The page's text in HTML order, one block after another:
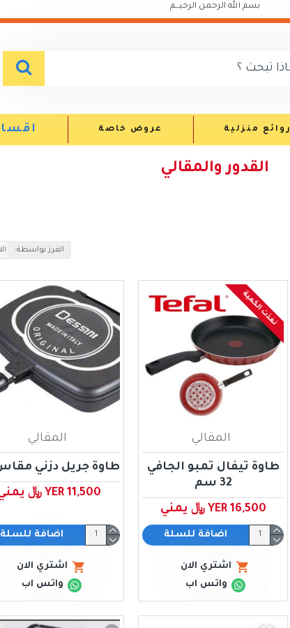
بسم الله الرحمن الرحيـــم
روائع منزلية عروض خاصة
القدور والمقالي
الفرز بواسطة:
نفذت الكمية
المقالي
طاوة تيفال تمبو الجافي
32 سم
YER 16,500 ﷼ يمني
اضافة للسلة
اشتري الان
واتس اب
المقالي
طاوة جريل دزني مقاس
YER 11,500 ﷼ يمني
اضافة للسلة
اشتري الان
واتس اب